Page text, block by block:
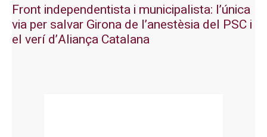
Front independentista i municipalista: l’única
via per salvar Girona de l’anestèsia del PSC i
el verí d’Aliança Catalana